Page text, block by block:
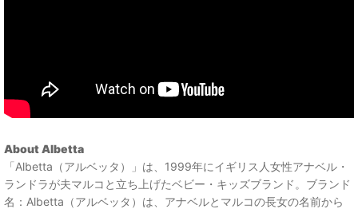
About Albetta
「Albetta（アルベッタ）」は、1999年にイギリス人女性アナベル・
ランドラが夫マルコと立ち上げたベビー・キッズブランド。ブランド
名：Albetta（アルベッタ）は、アナベルとマルコの長女の名前から